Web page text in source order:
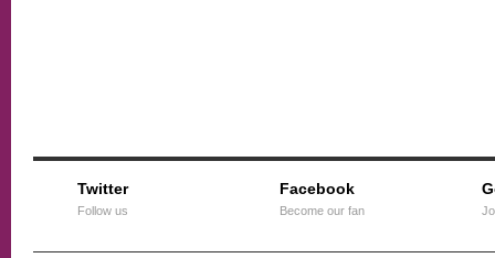
Twitter
Follow us
Facebook
Become our fan